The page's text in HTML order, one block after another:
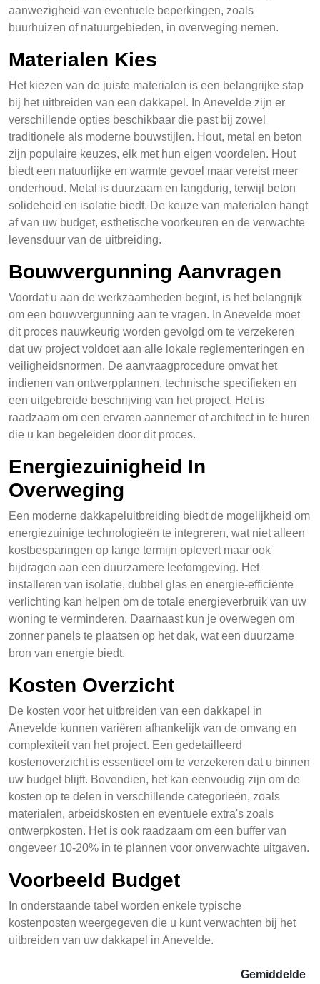
aanwezigheid van eventuele beperkingen, zoals
buurhuizen of natuurgebieden, in overweging nemen.
Materialen Kies
Het kiezen van de juiste materialen is een belangrijke stap
bij het uitbreiden van een dakkapel. In Anevelde zijn er
verschillende opties beschikbaar die past bij zowel
traditionele als moderne bouwstijlen. Hout, metal en beton
zijn populaire keuzes, elk met hun eigen voordelen. Hout
biedt een natuurlijke en warmte gevoel maar vereist meer
onderhoud. Metal is duurzaam en langdurig, terwijl beton
solideheid en isolatie biedt. De keuze van materialen hangt
af van uw budget, esthetische voorkeuren en de verwachte
levensduur van de uitbreiding.
Bouwvergunning Aanvragen
Voordat u aan de werkzaamheden begint, is het belangrijk
om een bouwvergunning aan te vragen. In Anevelde moet
dit proces nauwkeurig worden gevolgd om te verzekeren
dat uw project voldoet aan alle lokale reglementeringen en
veiligheidsnormen. De aanvraagprocedure omvat het
indienen van ontwerpplannen, technische specifieken en
een uitgebreide beschrijving van het project. Het is
raadzaam om een ervaren aannemer of architect in te huren
die u kan begeleiden door dit proces.
Energiezuinigheid In
Overweging
Een moderne dakkapeluitbreiding biedt de mogelijkheid om
energiezuinige technologieën te integreren, wat niet alleen
kostbesparingen op lange termijn oplevert maar ook
bijdragen aan een duurzamere leefomgeving. Het
installeren van isolatie, dubbel glas en energie-efficiënte
verlichting kan helpen om de totale energieverbruik van uw
woning te verminderen. Daarnaast kun je overwegen om
zonner panels te plaatsen op het dak, wat een duurzame
bron van energie biedt.
Kosten Overzicht
De kosten voor het uitbreiden van een dakkapel in
Anevelde kunnen variëren afhankelijk van de omvang en
complexiteit van het project. Een gedetailleerd
kostenoverzicht is essentieel om te verzekeren dat u binnen
uw budget blijft. Bovendien, het kan eenvoudig zijn om de
kosten op te delen in verschillende categorieën, zoals
materialen, arbeidskosten en eventuele extra's zoals
ontwerpkosten. Het is ook raadzaam om een buffer van
ongeveer 10-20% in te plannen voor onverwachte uitgaven.
Voorbeeld Budget
In onderstaande tabel worden enkele typische
kostenposten weergegeven die u kunt verwachten bij het
uitbreiden van uw dakkapel in Anevelde.
Gemiddelde